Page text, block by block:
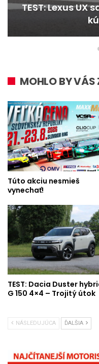
TEST: Dacia
MOHLO BY
Túto akciu nesmieš
vynechať!
TEST: Dacia Duster
G 150 4×4 – Trojitý útok
NÁSLEDUJÚCA ĎALŠIA